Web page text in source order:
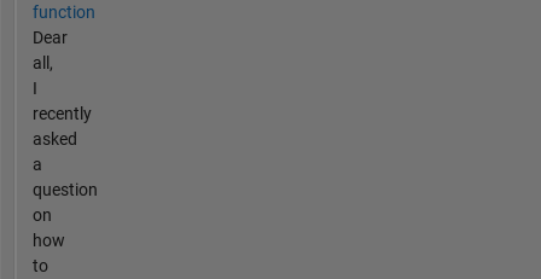
function
Dear
all,
I
recently
asked
a
question
on
how
to